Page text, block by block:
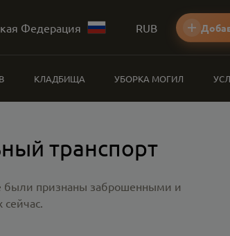
Федерация RUB
КЛАДБИЩА УБОРКА МОГИЛ
транспорт
были признаны заброшенными и
сейчас.